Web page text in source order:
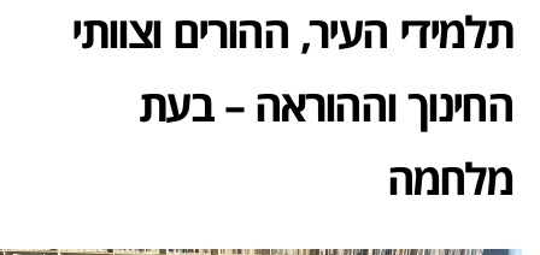
תלמידי העיר, ההורים וצוותי
החינוך וההוראה – בעת
מלחמה